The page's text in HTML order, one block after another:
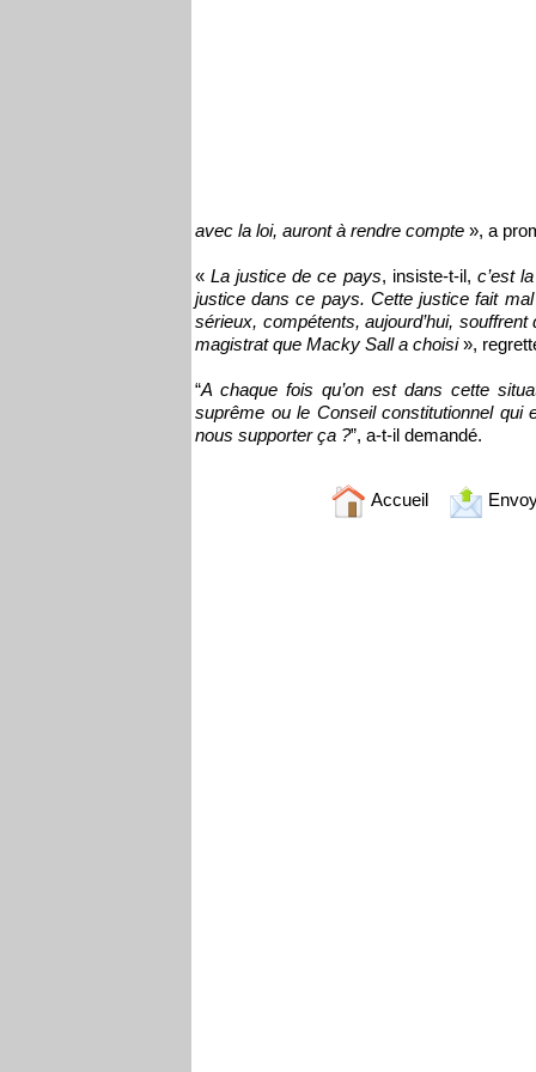
avec la loi, auront à rendre compte », a
« La justice de ce pays, insiste-t-il, c’est
justice dans ce pays. Cette justice fait
sérieux, compétents, aujourd’hui,
magistrat que Macky Sall a choisi»,
“A chaque fois qu’on est dans cette
suprême ou le Conseil constitutionnel qui
nous supporter ça ?”, a-t-il demandé.
Accueil